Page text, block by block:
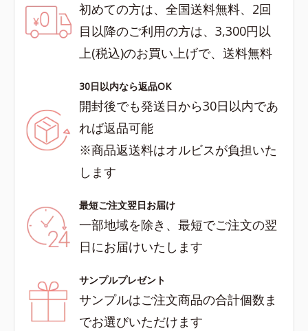
初めての方は、全国送料無料、2回
目以降のご利用の方は、3,300円以
上(税込)のお買い上げで、送料無料
30日以内なら返品OK
開封後でも発送日から30日以内であ
れば返品可能
※商品返送料はオルビスが負担いた
します
最短ご注文翌日お届け
一部地域を除き、最短でご注文の翌
日にお届けいたします
サンプルプレゼント
サンプルはご注文商品の合計個数ま
でお選びいただけます